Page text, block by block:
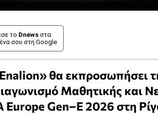
το Dnews στα
σου στη Google
θα εκπροσωπήσει
Μαθητικής και
Europe Gen–E 2026 στη